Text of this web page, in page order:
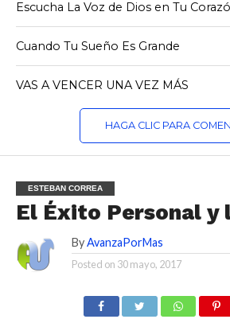
Escucha La Voz de Dios en Tu
Cuando Tu Sueño Es Grande
VAS A VENCER UNA VEZ MÁS
HAGA CLIC PARA
ESTEBAN CORREA
El Éxito Personal y
By AvanzaPorMas
Posted on 30 mayo, 2017